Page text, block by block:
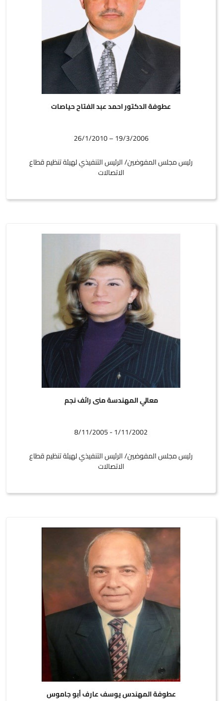
عطوفة الدكتور احمد عبد الفتاح حياصات
19/3/2006 – 26/1/2010
رئيس مجلس المفوضين/ الرئيس التنفيذي لهيئة تنظيم قطاع
الاتصالات
معالي المهندسة منى رائف نجم
1/11/2002 - 8/11/2005
رئيس مجلس المفوضين/ الرئيس التنفيذي لهيئة تنظيم قطاع
الاتصالات
عطوفة المهندس يوسف عارف أبو جاموس